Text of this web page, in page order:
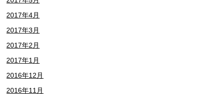
2017年4月
2017年3月
2017年2月
2017年1月
2016年12月
2016年11月